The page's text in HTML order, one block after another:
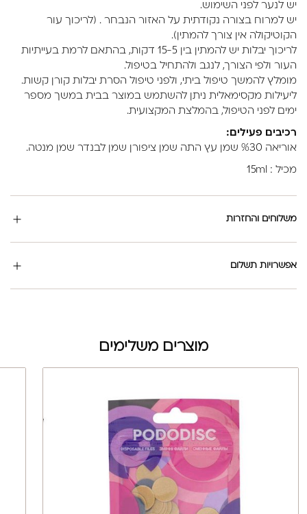
יש לנער לפני השימוש.
יש למרוח בצורה נקודתית על האזור הנבחר . (לריכוך עור
הקוטיקולה אין צורך להמתין).
לריכוך יבלות יש להמתין בין 15-5 דקות, בהתאם לרמת בעייתיות
העור ולפי הצורך, לנגב ולהתחיל בטיפול.
מומלץ להמשך טיפול ביתי, ולפני טיפול הסרת יבלות קורן קשות.
ליעילות מקסימאלית ניתן להשתמש במוצר בבית במשך מספר
ימים לפני הטיפול, בהמלצת המקצועית.
רכיבים פעילים:
אוריאה %30 שמן עץ התה שמן ציפורן שמן לבנדר שמן מנטה.
מכיל : 15ml
משלוחים והחזרות
אפשרויות תשלום
מוצרים משלימים